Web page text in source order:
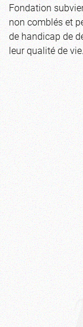
Fondation
non comblés et
de handicap de
leur qualité de vie.